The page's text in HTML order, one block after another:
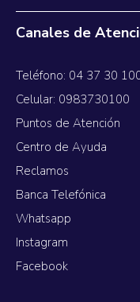
Canales de
Teléfono: 04 37 30
Celular: 0983730100
Puntos de Atención
Centro de Ayuda
Reclamos
Banca Telefónica
Whatsapp
Instagram
Facebook